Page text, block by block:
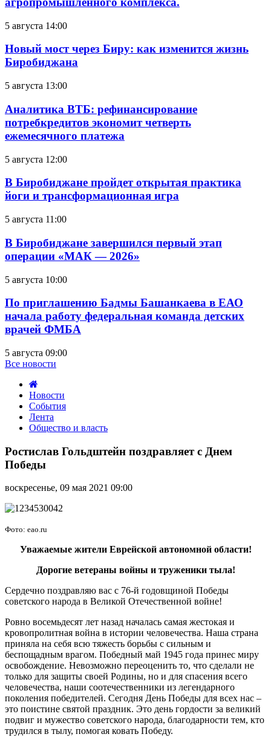
5 августа 14:00
Новый мост через Биру: как изменится жизнь
Биробиджана
5 августа 13:00
Аналитика ВТБ: рефинансирование
потребкредитов экономит четверть
ежемесячного платежа
5 августа 12:00
В Биробиджане пройдет открытая практика
йоги и трансформационная игра
5 августа 11:00
В Биробиджане завершился первый этап
операции «МАК — 2026»
5 августа 10:00
По приглашению Бадмы Башанкаева в ЕАО
начала работу федеральная команда детских
врачей ФМБА
5 августа 09:00
Все новости
Новости
События
Лента
Общество и власть
Гольдштейн
с
Победы
Ростислав Гольдштейн поздравляет с Днем
Победы
воскресенье, 09 мая 2021 09:00
Фото: eao.ru
Уважаемые жители Еврейской автономной области!
Дорогие ветераны войны и труженики тыла!
Сердечно поздравляю вас с 76-й годовщиной Победы
советского народа в Великой Отечественной войне!
Ровно восемьдесят лет назад началась самая жестокая и
кровопролитная война в истории человечества. Наша страна
приняла на себя всю тяжесть борьбы с сильным и
беспощадным врагом. Победный май 1945 года принес миру
освобождение. Невозможно переоценить то, что сделали не
только для защиты своей Родины, но и для спасения всего
человечества, наши соотечественники из легендарного
поколения победителей. Сегодня День Победы для всех нас –
это поистине святой праздник. Это день гордости за великий
подвиг и мужество советского народа, благодарности тем, кто
трудился в тылу, помогая ковать Победу.